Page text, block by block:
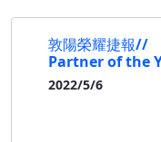
敦陽榮耀捷報//
Partner of the
2022/5/6